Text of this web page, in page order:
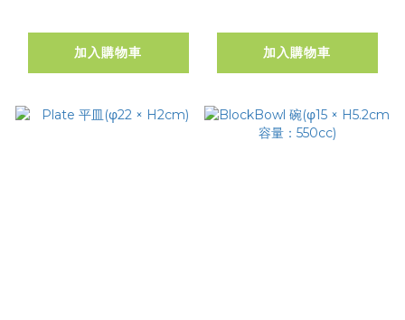
加入購物車 加入購物車